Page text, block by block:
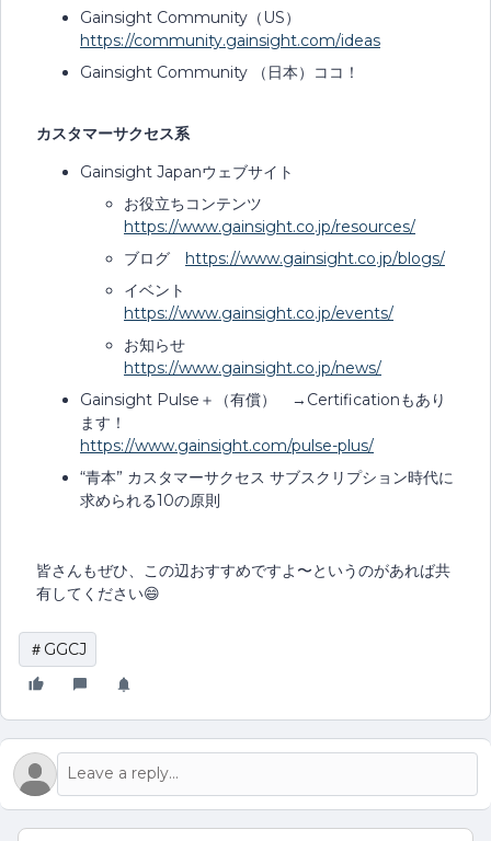
Gainsight Community（US）
https://community.gainsight.com/ideas
Gainsight Community （日本）ココ！
カスタマーサクセス系
Gainsight Japanウェブサイト
お役立ちコンテンツ
https://www.gainsight.co.jp/resources/
ブログ https://www.gainsight.co.jp/blogs/
イベント
https://www.gainsight.co.jp/events/
お知らせ
https://www.gainsight.co.jp/news/
Gainsight Pulse＋（有償） →Certificationもあり
ます！
https://www.gainsight.com/pulse-plus/
“青本” カスタマーサクセス サブスクリプション時代に
求められる10の原則
皆さんもぜひ、この辺おすすめですよ〜というのがあれば共
有してください😄
＃GGCJ